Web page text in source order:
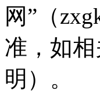
网”（
准，如
明）。